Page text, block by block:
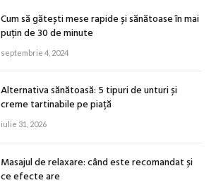
Cum să gătești mese rapide și sănătoase în mai
puțin de 30 de minute
septembrie 4, 2024
Alternativa sănătoasă: 5 tipuri de unturi și
creme tartinabile pe piață
iulie 31, 2026
Masajul de relaxare: când este recomandat și
ce efecte are